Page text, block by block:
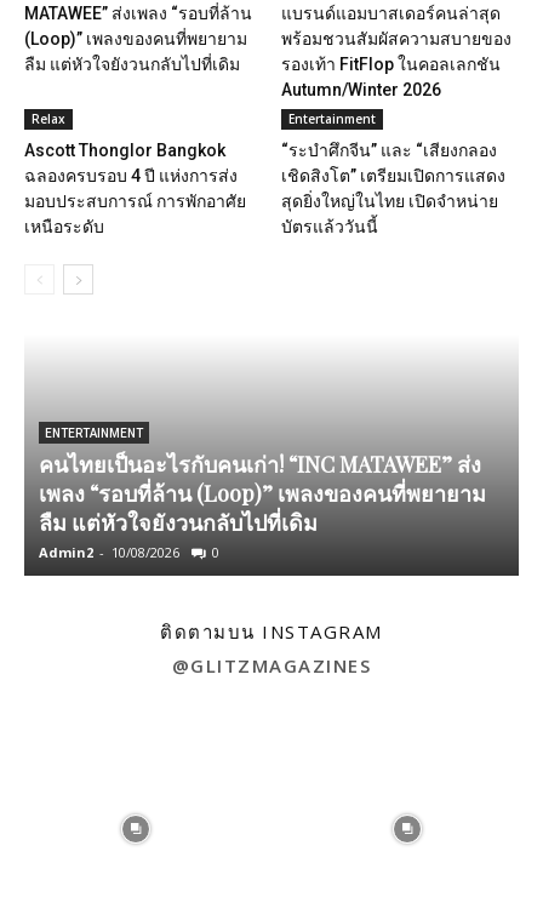
MATAWEE” ส่งเพลง “รอบที่ล้าน
(Loop)” เพลงของคนที่พยายาม
ลืม แต่หัวใจยังวนกลับไปที่เดิม
แบรนด์แอมบาสเดอร์คนล่าสุด
พร้อมชวนสัมผัสความสบายของ
รองเท้า FitFlop ในคอลเลกชัน
Autumn/Winter 2026
Relax
Ascott Thonglor Bangkok
ฉลองครบรอบ 4 ปี แห่งการส่ง
มอบประสบการณ์ การพักอาศัย
เหนือระดับ
Entertainment
“ระบำศึกจีน” และ “เสียงกลอง
เชิดสิงโต” เตรียมเปิดการแสดง
สุดยิ่งใหญ่ในไทย เปิดจำหน่าย
บัตรแล้ววันนี้
ENTERTAINMENT
คนไทยเป็นอะไรกับคนเก่า! “INC MATAWEE” ส่ง
เพลง “รอบที่ล้าน (Loop)” เพลงของคนที่พยายาม
ลืม แต่หัวใจยังวนกลับไปที่เดิม
Admin2 - 10/08/2026 0
ติดตามบน INSTAGRAM
@GLITZMAGAZINES